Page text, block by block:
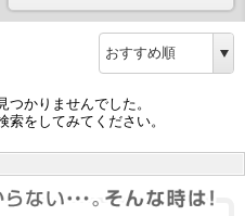
つかりませんでした。
をしてみてください。